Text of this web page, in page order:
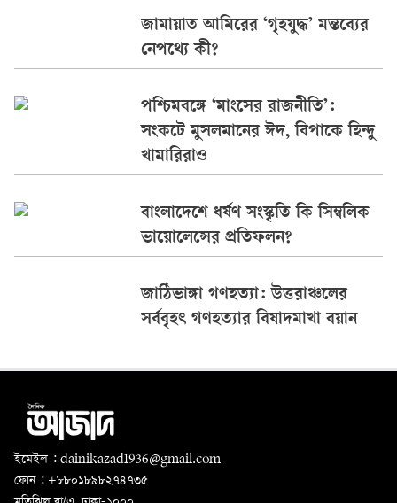
জামায়াত আমিরের ‘গৃহযুদ্ধ’ মন্তব্যের
নেপথ্যে কী?
পশ্চিমবঙ্গে ‘মাংসের রাজনীতি’:
সংকটে মুসলমানের ঈদ, বিপাকে হিন্দু
খামারিরাও
বাংলাদেশে ধর্ষণ সংস্কৃতি কি সিম্বলিক
ভায়োলেন্সের প্রতিফলন?
জাঠিভাঙ্গা গণহত্যা: উত্তরাঞ্চলের
সর্ববৃহৎ গণহত্যার বিষাদমাখা বয়ান
ইমেইল : dainikazad1936@gmail.com
ফোন : +৮৮০১৮৯৮২৭৪৭৩৫